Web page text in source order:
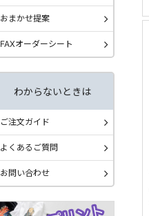
おまかせ提案
FAXオーダーシート
わからないときは
ご注文ガイド
よくあるご質問
お問い合わせ